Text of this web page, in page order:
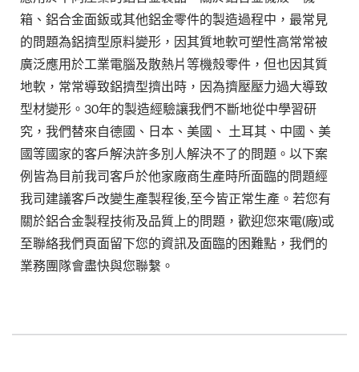
箱、鋁合金面鈑或其他鋁金零件的製造過程中，最常見
的問題為鋁擠型原料變形，因其質地軟可塑性高常常被
廣泛應用於工業電腦及散熱片等機殼零件，但也因其質
地軟，常常導致鋁擠型擠出時，因為擠壓壓力過大導致
型材變形。30年的製造經驗讓我們不斷地從中學習研
究，我們替來自德國、日本、美國、 土耳其、中國、美
國等國家的客戶解決許多別人解決不了的問題。以下案
例皆為目前我司客戶於他家廠商生產時所面臨的問題經
我司建議客戶改變生產製程後,至今皆正常生產。若您有
關於鋁合金製程技術及品質上的問題，歡迎您來電(廠)或
至聯絡我們頁面留下您的資訊及面臨的困難點，我們的
業務團隊會盡快與您聯繫。